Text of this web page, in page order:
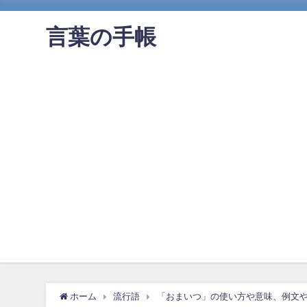
言葉の手帳
ホーム 流行語 「おまいつ」の使い方や意味、例文